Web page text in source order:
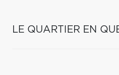
LE QUARTIER EN